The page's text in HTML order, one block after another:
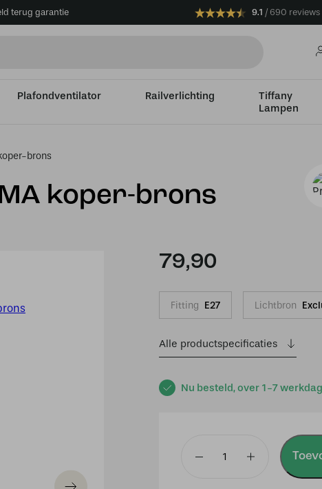
terug garantie 9.1 690 reviews
Plafondventilator Railverlichting
Tiffany
Lampen
brons
koper-brons
Nu besteld, over 1-7
79,90
Fitting E27 Lichtbron
Alle productspecificaties
Tafellamp